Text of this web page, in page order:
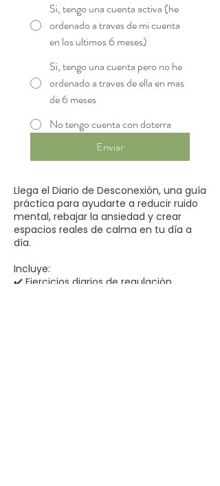
Si, tengo una cuenta activa (he
ordenado a traves de mi cuenta
en los ultimos 6 meses)
Si, tengo una cuenta pero no he
ordenado a traves de ella en mas
de 6 meses
No tengo cuenta con doterra
Enviar
Llega el Diario de Desconexión, una guía
práctica para ayudarte a reducir ruido
mental, rebajar la ansiedad y crear
espacios reales de calma en tu día a
día.
Incluye:
✔️ Ejercicios diarios de regulación